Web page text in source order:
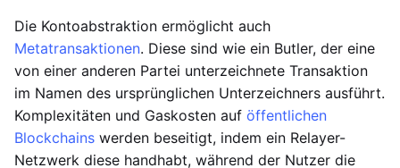
Die Kontoabstraktion ermöglicht auch
Metatransaktionen. Diese sind wie ein Butler, der eine
von einer anderen Partei unterzeichnete Transaktion
im Namen des ursprünglichen Unterzeichners ausführt.
Komplexitäten und Gaskosten auf öffentlichen
Blockchains werden beseitigt, indem ein Relayer-
Netzwerk diese handhabt, während der Nutzer die